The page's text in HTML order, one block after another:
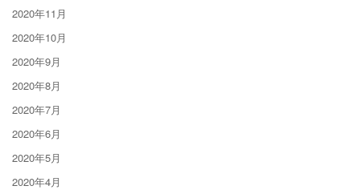
2020年11月
2020年10月
2020年9月
2020年8月
2020年7月
2020年6月
2020年5月
2020年4月